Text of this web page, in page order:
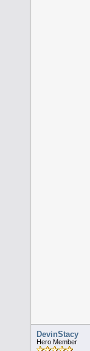
DevinStacy
Hero Member